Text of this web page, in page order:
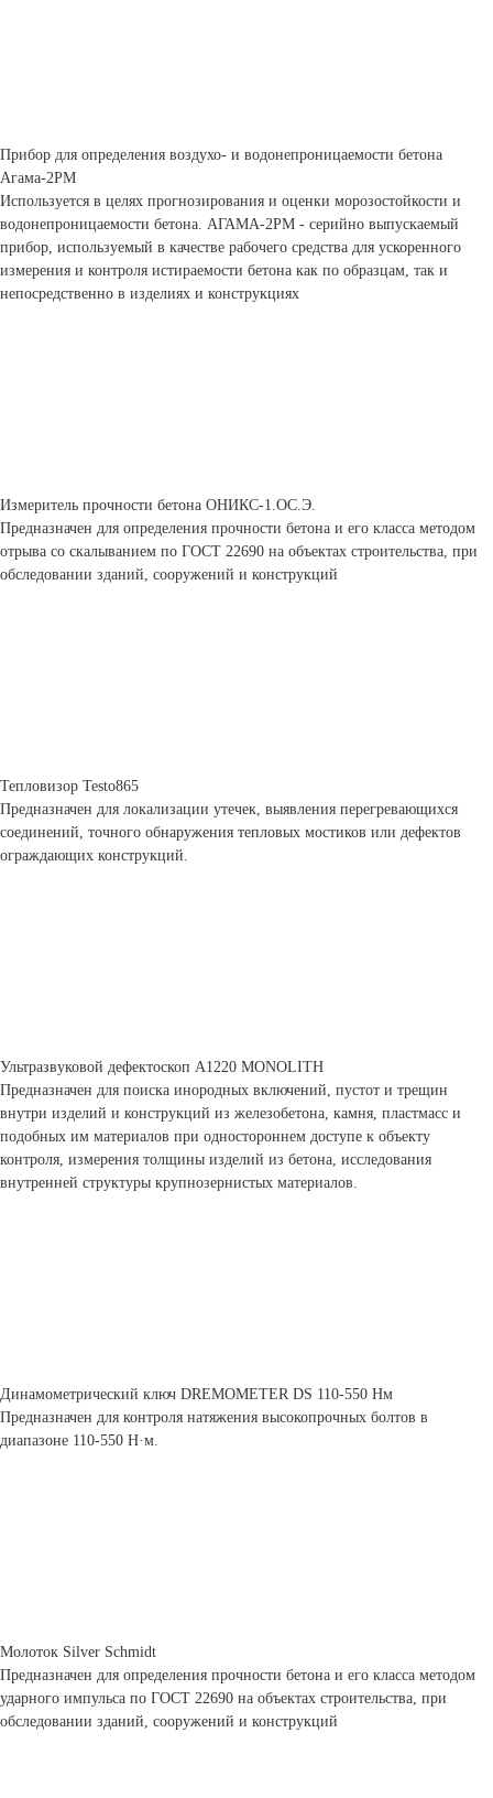
Прибор для определения воздухо- и водонепроницаемости бетона
Агама-2РМ
Используется в целях прогнозирования и оценки морозостойкости и
водонепроницаемости бетона. АГАМА-2РМ - серийно выпускаемый
прибор, используемый в качестве рабочего средства для ускоренного
измерения и контроля истираемости бетона как по образцам, так и
непосредственно в изделиях и конструкциях
Измеритель прочности бетона ОНИКС-1.ОС.Э.
Предназначен для определения прочности бетона и его класса методом
отрыва со скалыванием по ГОСТ 22690 на объектах строительства, при
обследовании зданий, сооружений и конструкций
Тепловизор Testo865
Предназначен для локализации утечек, выявления перегревающихся
соединений, точного обнаружения тепловых мостиков или дефектов
ограждающих конструкций.
Ультразвуковой дефектоскоп А1220 MONOLITH
Предназначен для поиска инородных включений, пустот и трещин
внутри изделий и конструкций из железобетона, камня, пластмасс и
подобных им материалов при одностороннем доступе к объекту
контроля, измерения толщины изделий из бетона, исследования
внутренней структуры крупнозернистых материалов.
Динамометрический ключ DREMOMETER DS 110-550 Нм
Предназначен для контроля натяжения высокопрочных болтов в
диапазоне 110-550 Н·м.
Молоток Silver Schmidt
Предназначен для определения прочности бетона и его класса методом
ударного импульса по ГОСТ 22690 на объектах строительства, при
обследовании зданий, сооружений и конструкций